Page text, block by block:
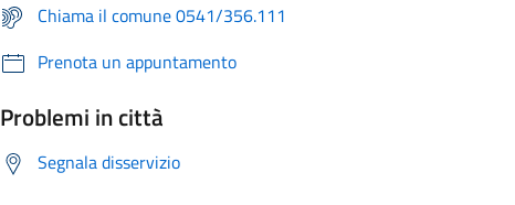
Chiama il comune 0541/356.111
Prenota un appuntamento
Problemi in città
Segnala disservizio